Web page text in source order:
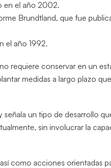
en el año 2002.
Brundtland, que fue
el año 1992.
requiere conservar en un
medidas a largo plazo
señala un tipo de desarrollo
sin involucrar la
como acciones orientadas